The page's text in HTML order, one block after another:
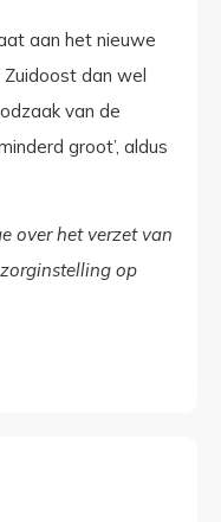
aan het nieuwe
dan wel
van de
groot’, aldus
over het verzet van
op